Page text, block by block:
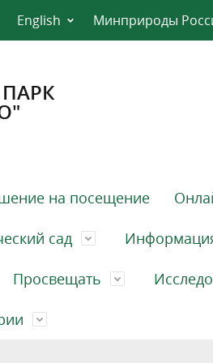
English Минприроды
на посещение
сад
Просвещать